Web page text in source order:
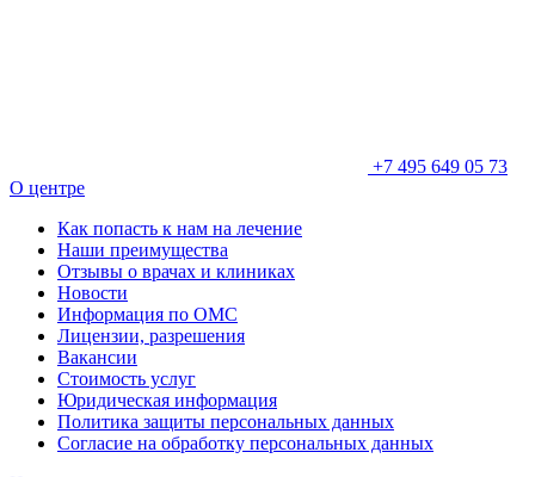
+7 495 649 05 73
О центре
Как попасть к нам на лечение
Наши преимущества
Отзывы о врачах и клиниках
Новости
Информация по ОМС
Лицензии, разрешения
Вакансии
Стоимость услуг
Юридическая информация
Политика защиты персональных данных
Согласие на обработку персональных данных